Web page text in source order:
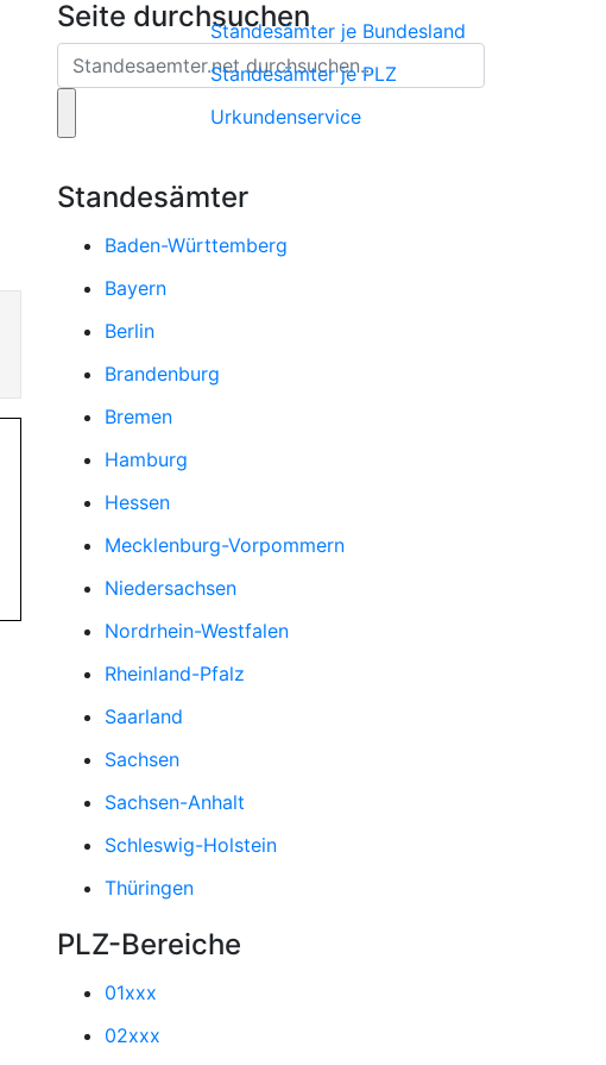
Standesämter je Bundesland
Standesämter je PLZ
Urkundenservice
Seite durchsuchen
Standesämter
Baden-Württemberg
Bayern
Berlin
Brandenburg
Bremen
Hamburg
Hessen
Mecklenburg-Vorpommern
Niedersachsen
Nordrhein-Westfalen
Rheinland-Pfalz
Saarland
Sachsen
Sachsen-Anhalt
Schleswig-Holstein
Thüringen
PLZ-Bereiche
01xxx
02xxx